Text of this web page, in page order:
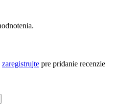
zaregistrujte pre pridanie recenzie